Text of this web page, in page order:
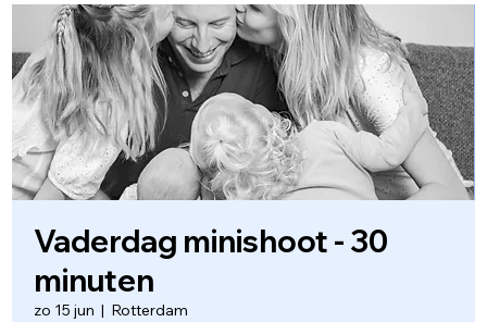
Vaderdag minishoot - 30
minuten
zo 15 jun
  |
Rotterdam